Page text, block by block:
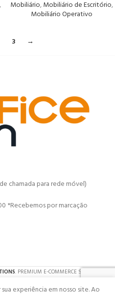
,
Mobiliário,Mobiliário de Escritório,
Mobiliário Operativo
3 →
chamada para rede móvel)
*Recebemos por marcação
. PREMIUM E-COMMERCE SOLUTIONS.
experiência em nosso site. Ao